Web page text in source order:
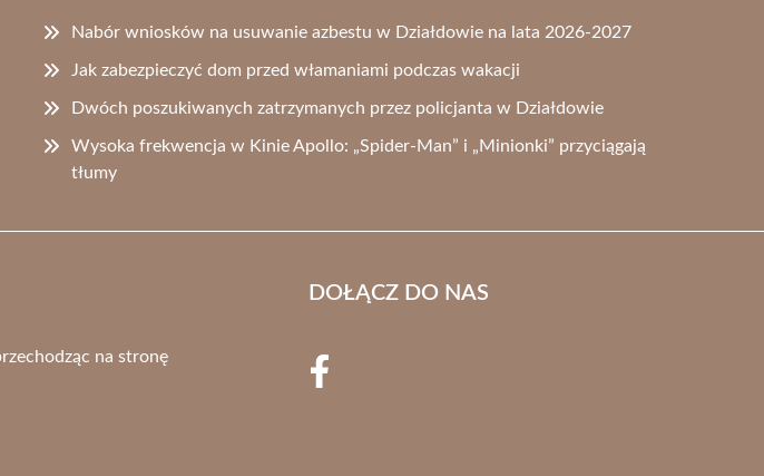
Nabór wniosków na usuwanie azbestu w Działdowie na lata 2026-2027
Jak zabezpieczyć dom przed włamaniami podczas wakacji
Dwóch poszukiwanych zatrzymanych przez policjanta w Działdowie
Wysoka frekwencja w Kinie Apollo: „Spider-Man” i „Minionki” przyciągają
tłumy
na stronę
DOŁĄCZ DO NAS